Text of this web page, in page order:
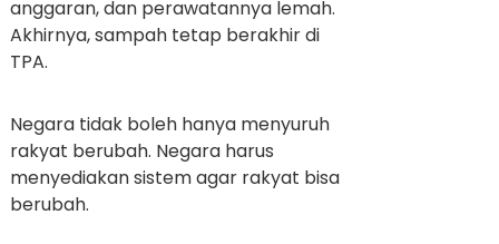
anggaran, dan perawatannya lemah.
Akhirnya, sampah tetap berakhir di
TPA.
Negara tidak boleh hanya menyuruh
rakyat berubah. Negara harus
menyediakan sistem agar rakyat bisa
berubah.